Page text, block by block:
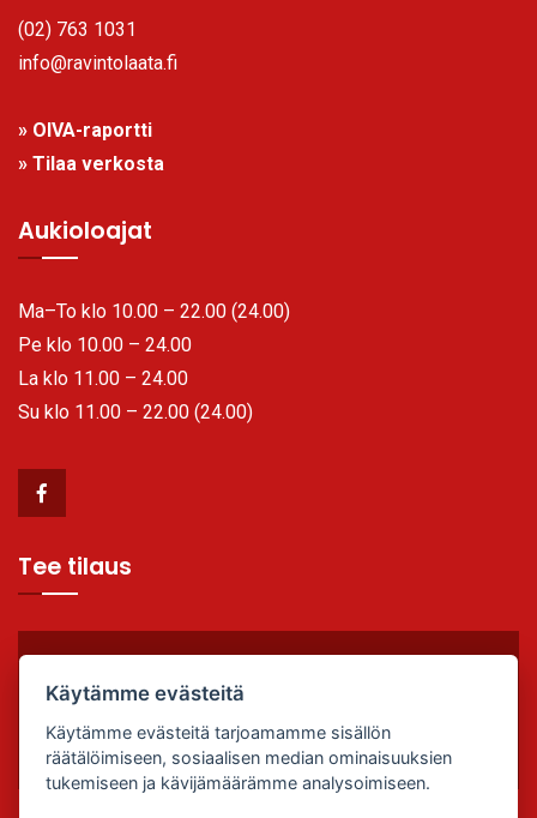
(02) 763 1031
info@ravintolaata.fi
» OIVA-raportti
» Tilaa verkosta
Aukioloajat
Ma–To klo 10.00 – 22.00 (24.00)
Pe klo 10.00 – 24.00
La klo 11.00 – 24.00
Su klo 11.00 – 22.00 (24.00)
Tee tilaus
Soita (02) 763 1031
Käytämme evästeitä
Käytämme evästeitä tarjoamamme sisällön
räätälöimiseen, sosiaalisen median ominaisuuksien
tukemiseen ja kävijämäärämme analysoimiseen.